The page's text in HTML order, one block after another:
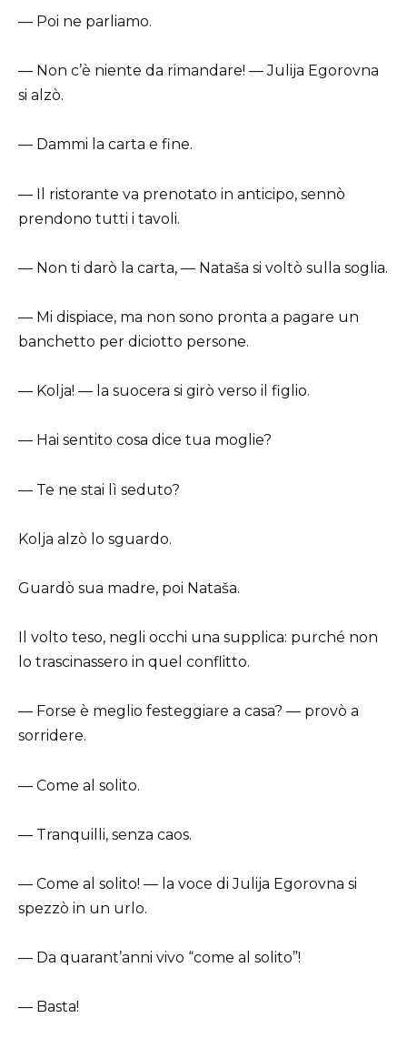
— Poi ne parliamo.
— Non c’è niente da rimandare! — Julija Egorovna
si alzò.
— Dammi la carta e fine.
— Il ristorante va prenotato in anticipo, sennò
prendono tutti i tavoli.
— Non ti darò la carta, — Nataša si voltò sulla soglia.
— Mi dispiace, ma non sono pronta a pagare un
banchetto per diciotto persone.
— Kolja! — la suocera si girò verso il figlio.
— Hai sentito cosa dice tua moglie?
— Te ne stai lì seduto?
Kolja alzò lo sguardo.
Guardò sua madre, poi Nataša.
Il volto teso, negli occhi una supplica: purché non
lo trascinassero in quel conflitto.
— Forse è meglio festeggiare a casa? — provò a
sorridere.
— Come al solito.
— Tranquilli, senza caos.
— Come al solito! — la voce di Julija Egorovna si
spezzò in un urlo.
— Da quarant’anni vivo “come al solito”!
— Basta!